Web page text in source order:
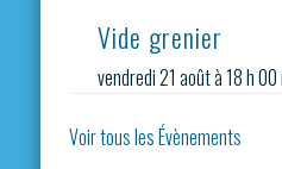
Vide grenier
vendredi 21 août à 18 h
Voir tous les Évènements